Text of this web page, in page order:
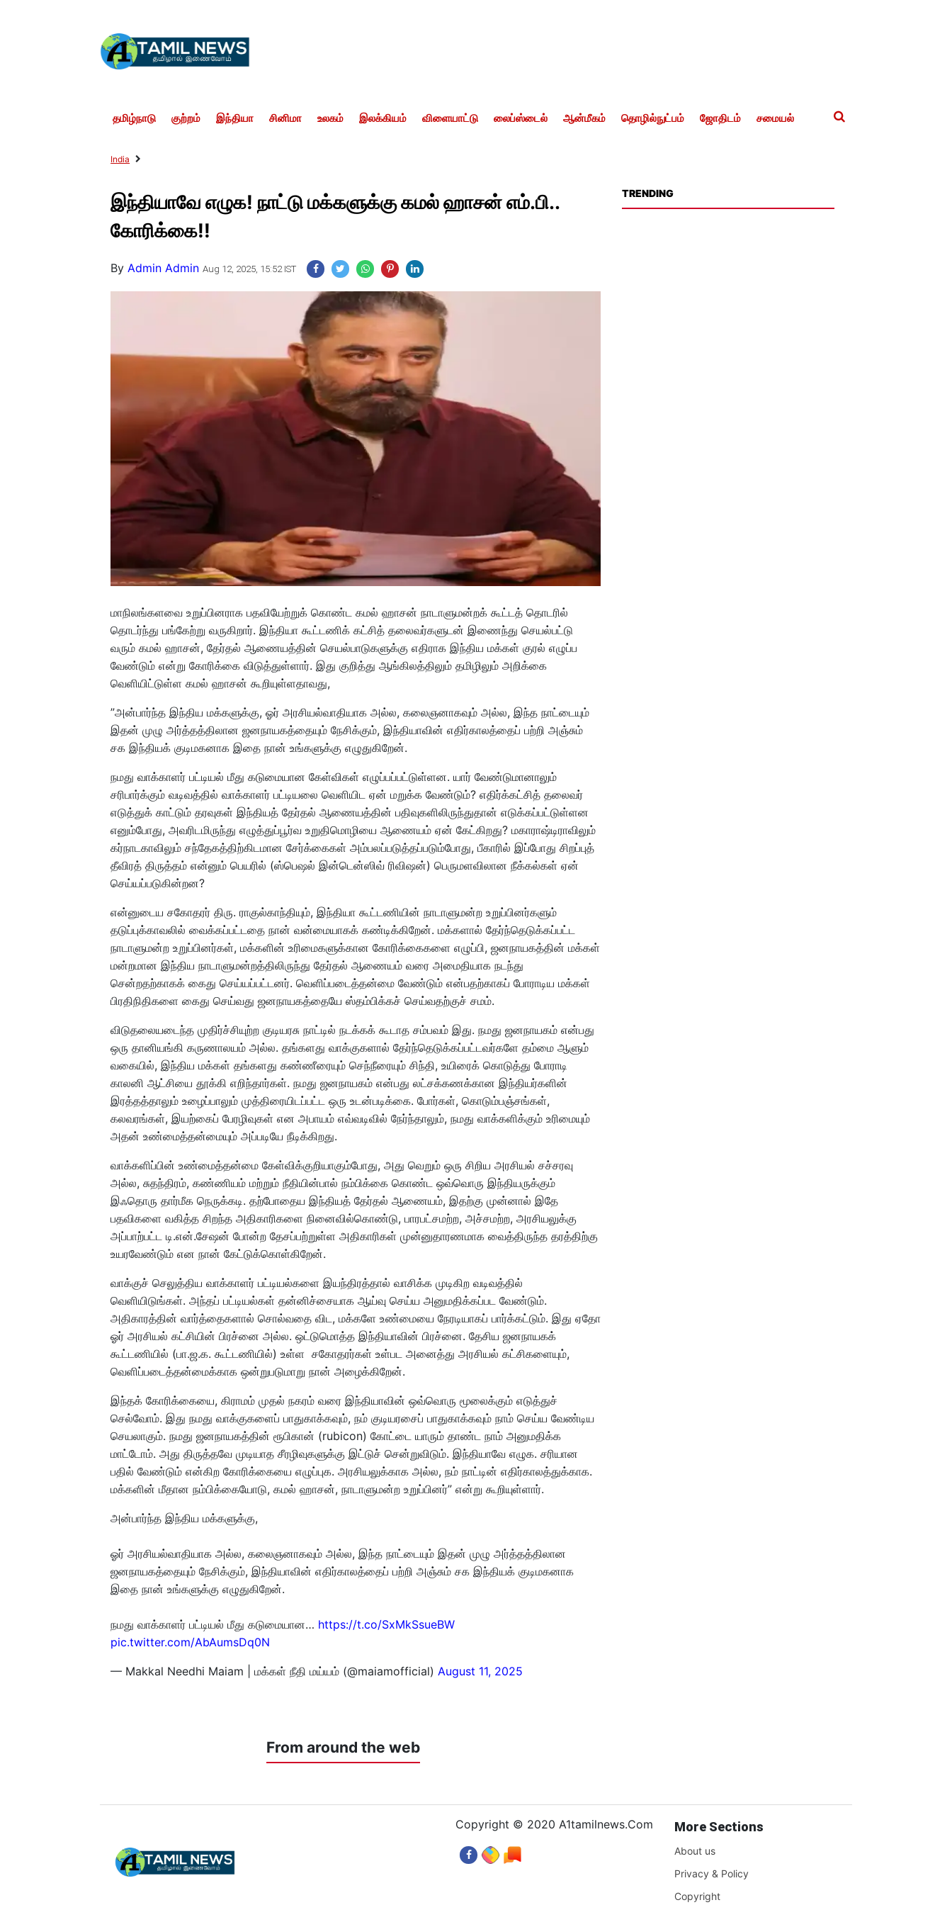
தமிழ்நாடு குற்றம் இந்தியா சினிமா உலகம் இலக்கியம் விளையாட்டு லைப்ஸ்டைல் ஆன்மீகம் தொழில்நுட்பம் ஜோதிடம் சமையல்
India
இந்தியாவே எழுக! நாட்டு மக்களுக்கு கமல் ஹாசன் எம்.பி..
கோரிக்கை!!
ByAdmin Admin Aug 12, 2025, 15:52 IST
மாநிலங்களவை உறுப்பினராக பதவியேற்றுக் கொண்ட கமல் ஹாசன் நாடாளுமன்றக் கூட்டத் தொடரில்
தொடர்ந்து பங்கேற்று வருகிறார். இந்தியா கூட்டணிக் கட்சித் தலைவர்களுடன் இணைந்து செயல்பட்டு
வரும் கமல் ஹாசன், தேர்தல் ஆணையத்தின் செயல்பாடுகளுக்கு எதிராக இந்திய மக்கள் குரல் எழுப்ப
வேண்டும் என்று கோரிக்கை விடுத்துள்ளார். இது குறித்து ஆங்கிலத்திலும் தமிழிலும் அறிக்கை
வெளியிட்டுள்ள கமல் ஹாசன் கூறியுள்ளதாவது,
”அன்பார்ந்த இந்திய மக்களுக்கு, ஓர் அரசியல்வாதியாக அல்ல, கலைஞனாகவும் அல்ல, இந்த நாட்டையும்
இதன் முழு அர்த்தத்திலான ஜனநாயகத்தையும் நேசிக்கும், இந்தியாவின் எதிர்காலத்தைப் பற்றி அஞ்சும்
சக இந்தியக் குடிமகனாக இதை நான் உங்களுக்கு எழுதுகிறேன்.
நமது வாக்காளர் பட்டியல் மீது கடுமையான கேள்விகள் எழுப்பப்பட்டுள்ளன. யார் வேண்டுமானாலும்
சரிபார்க்கும் வடிவத்தில் வாக்காளர் பட்டியலை வெளியிட ஏன் மறுக்க வேண்டும்? எதிர்க்கட்சித் தலைவர்
எடுத்துக் காட்டும் தரவுகள் இந்தியத் தேர்தல் ஆணையத்தின் பதிவுகளிலிருந்துதான் எடுக்கப்பட்டுள்ளன
எனும்போது, அவரிடமிருந்து எழுத்துப்பூர்வ உறுதிமொழியை ஆணையம் ஏன் கேட்கிறது? மகாராஷ்டிராவிலும்
கர்நாடகாவிலும் சந்தேகத்திற்கிடமான சேர்க்கைகள் அம்பலப்படுத்தப்படும்போது, பீகாரில் இப்போது சிறப்புத்
தீவிரத் திருத்தம் என்னும் பெயரில் (ஸ்பெஷல் இன்டென்ஸிவ் ரிவிஷன்) பெருமளவிலான நீக்கல்கள் ஏன்
செய்யப்படுகின்றன?
என்னுடைய சகோதரர் திரு. ராகுல்காந்தியும், இந்தியா கூட்டணியின் நாடாளுமன்ற உறுப்பினர்களும்
தடுப்புக்காவலில் வைக்கப்பட்டதை நான் வன்மையாகக் கண்டிக்கிறேன். மக்களால் தேர்ந்தெடுக்கப்பட்ட
நாடாளுமன்ற உறுப்பினர்கள், மக்களின் உரிமைகளுக்கான கோரிக்கைகளை எழுப்பி, ஜனநாயகத்தின் மக்கள்
மன்றமான இந்திய நாடாளுமன்றத்திலிருந்து தேர்தல் ஆணையம் வரை அமைதியாக நடந்து
சென்றதற்காகக் கைது செய்யப்பட்டனர். வெளிப்படைத்தன்மை வேண்டும் என்பதற்காகப் போராடிய மக்கள்
பிரதிநிதிகளை கைது செய்வது ஜனநாயகத்தையே ஸ்தம்பிக்கச் செய்வதற்குச் சமம்.
விடுதலையடைந்த முதிர்ச்சியுற்ற குடியரசு நாட்டில் நடக்கக் கூடாத சம்பவம் இது. நமது ஜனநாயகம் என்பது
ஒரு தானியங்கி கருணாலயம் அல்ல. தங்களது வாக்குகளால் தேர்ந்தெடுக்கப்பட்டவர்களே தம்மை ஆளும்
வகையில், இந்திய மக்கள் தங்களது கண்ணீரையும் செந்நீரையும் சிந்தி, உயிரைக் கொடுத்து போராடி
காலனி ஆட்சியை தூக்கி எறிந்தார்கள். நமது ஜனநாயகம் என்பது லட்சக்கணக்கான இந்தியர்களின்
இரத்தத்தாலும் உழைப்பாலும் முத்திரையிடப்பட்ட ஒரு உடன்படிக்கை. போர்கள், கொடும்பஞ்சங்கள்,
கலவரங்கள், இயற்கைப் பேரழிவுகள் என அபாயம் எவ்வடிவில் நேர்ந்தாலும், நமது வாக்களிக்கும் உரிமையும்
அதன் உண்மைத்தன்மையும் அப்படியே நீடிக்கிறது.
வாக்களிப்பின் உண்மைத்தன்மை கேள்விக்குறியாகும்போது, அது வெறும் ஒரு சிறிய அரசியல் சச்சரவு
அல்ல, சுதந்திரம், கண்ணியம் மற்றும் நீதியின்பால் நம்பிக்கை கொண்ட ஒவ்வொரு இந்தியருக்கும்
இஃதொரு தார்மீக நெருக்கடி. தற்போதைய இந்தியத் தேர்தல் ஆணையம், இதற்கு முன்னால் இதே
பதவிகளை வகித்த சிறந்த அதிகாரிகளை நினைவில்கொண்டு, பாரபட்சமற்ற, அச்சமற்ற, அரசியலுக்கு
அப்பாற்பட்ட டி.என்.சேஷன் போன்ற தேசப்பற்றுள்ள அதிகாரிகள் முன்னுதாரணமாக வைத்திருந்த தரத்திற்கு
உயரவேண்டும் என நான் கேட்டுக்கொள்கிறேன்.
வாக்குச் செலுத்திய வாக்காளர் பட்டியல்களை இயந்திரத்தால் வாசிக்க முடிகிற வடிவத்தில்
வெளியிடுங்கள். அந்தப் பட்டியல்கள் தன்னிச்சையாக ஆய்வு செய்ய அனுமதிக்கப்பட வேண்டும்.
அதிகாரத்தின் வார்த்தைகளால் சொல்வதை விட, மக்களே உண்மையை நேரடியாகப் பார்க்கட்டும். இது ஏதோ
ஓர் அரசியல் கட்சியின் பிரச்னை அல்ல. ஒட்டுமொத்த இந்தியாவின் பிரச்னை. தேசிய ஜனநாயகக்
கூட்டணியில் (பா.ஜ.க. கூட்டணியில்) உள்ள சகோதரர்கள் உள்பட அனைத்து அரசியல் கட்சிகளையும்,
வெளிப்படைத்தன்மைக்காக ஒன்றுபடுமாறு நான் அழைக்கிறேன்.
இந்தக் கோரிக்கையை, கிராமம் முதல் நகரம் வரை இந்தியாவின் ஒவ்வொரு மூலைக்கும் எடுத்துச்
செல்வோம். இது நமது வாக்குகளைப் பாதுகாக்கவும், நம் குடியரசைப் பாதுகாக்கவும் நாம் செய்ய வேண்டிய
செயலாகும். நமது ஜனநாயகத்தின் ரூபிகான் (rubicon) கோட்டை யாரும் தாண்ட நாம் அனுமதிக்க
மாட்டோம். அது திருத்தவே முடியாத சீரழிவுகளுக்கு இட்டுச் சென்றுவிடும். இந்தியாவே எழுக. சரியான
பதில் வேண்டும் என்கிற கோரிக்கையை எழுப்புக. அரசியலுக்காக அல்ல, நம் நாட்டின் எதிர்காலத்துக்காக.
மக்களின் மீதான நம்பிக்கையோடு, கமல் ஹாசன், நாடாளுமன்ற உறுப்பினர்” என்று கூறியுள்ளார்.
அன்பார்ந்த இந்திய மக்களுக்கு,
ஓர் அரசியல்வாதியாக அல்ல, கலைஞனாகவும் அல்ல, இந்த நாட்டையும் இதன் முழு அர்த்தத்திலான
ஜனநாயகத்தையும் நேசிக்கும், இந்தியாவின் எதிர்காலத்தைப் பற்றி அஞ்சும் சக இந்தியக் குடிமகனாக
இதை நான் உங்களுக்கு எழுதுகிறேன்.
நமது வாக்காளர் பட்டியல் மீது கடுமையான… https://t.co/SxMkSsueBW
pic.twitter.com/AbAumsDq0N
— Makkal Needhi Maiam | மக்கள் நீதி மய்யம் (@maiamofficial) August 11, 2025
From around the web
TRENDING
Copyright © 2020 A1tamilnews.Com More Sections
About us
Privacy & Policy
Copyright